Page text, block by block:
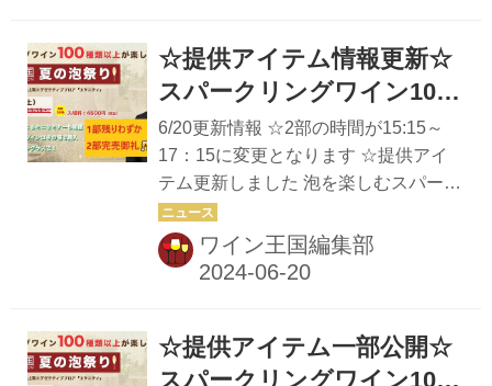
ピカパカ運営の経営者コミュニティ
『ピカパカCXO倶楽部』3社共催のワ
当日は「東京エディション虎ノ門」ヘ
ッドソムリエの矢田部匡且氏を講師に
招いて、ワインの基礎を学びながら5
種類のワインのブラインド・テイステ
ィングを行います。 ワインを「教養」
そして「会話の技術」として活...
☆提供アイテム情報更新☆
スパークリングワイン100
種類以上が楽しめる「夏の
泡祭り」！
6/20更新情報 ☆2部の時間が15:15～
17：15に変更となります ☆提供アイ
テム更新しました 泡を楽しむスパーク
リングワインイベントを開催します！
夏の楽しみといえば、スパークリング
ワイン グラスの中で立ち上る美しい泡
くれます。 そこで、7月6日（土）に東
京・白金台「八芳園」最上階のエグゼ
ワイン王国編集部
☆提供アイテム一部公開☆
スパークリングワイン100